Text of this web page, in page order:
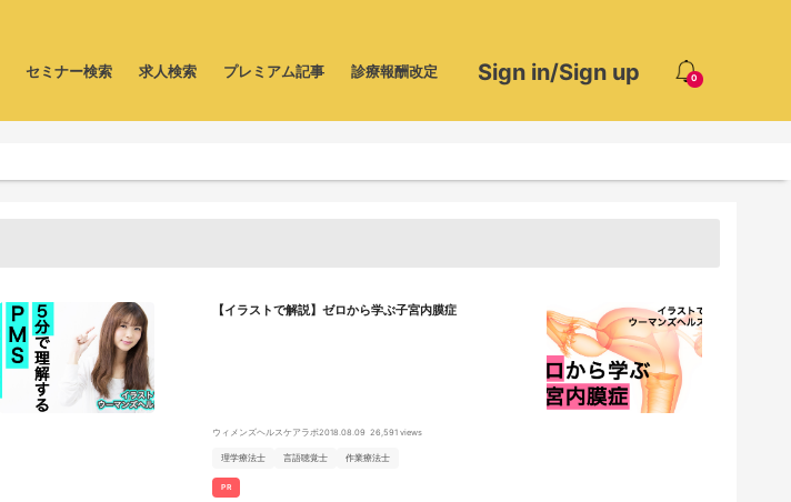
0
Sign in/Sign up
セミナー検索 求人検索 プレミアム記事 診療報酬改定
【イラストで解説】ゼロから学ぶ子宮内膜症
ウィメンズヘルスケアラボ2018.08.09 26,591 views
理学療法士 言語聴覚士 作業療法士
PR